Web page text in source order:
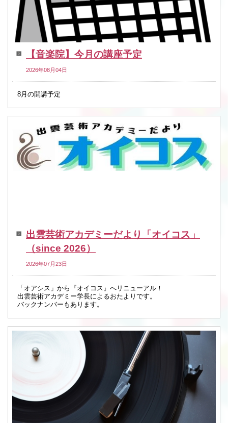
【音楽院】今月の講座予定
2026年08月04日
8月の開講予定
出雲芸術アカデミーだより「オイコス」
（since 2026）
2026年07月23日
「オアシス」から『オイコス』へリニューアル！
出雲芸術アカデミー学長によるおたよりです。
バックナンバーもあります。